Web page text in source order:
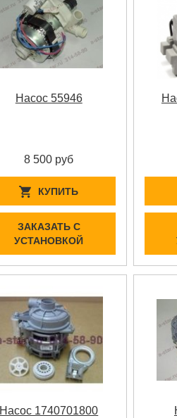
Насос 55946
8 500 руб
КУПИТЬ
ЗАКАЗАТЬ С
УСТАНОВКОЙ
Насос 1740701800